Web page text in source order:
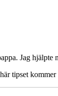
Jag hjälpte
tipset kommer